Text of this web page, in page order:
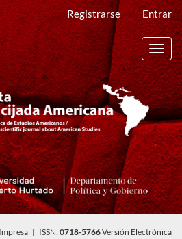
Registrarse Entrar
| ISSN:0718-5766Versión Electrónica